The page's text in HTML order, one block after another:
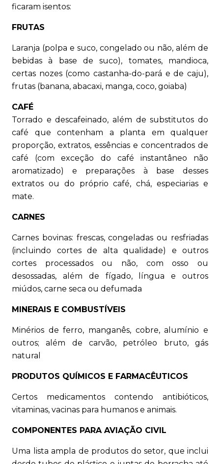
ficaram isentos:
FRUTAS
Laranja (polpa e suco, congelado ou não, além de
bebidas à base de suco), tomates, mandioca,
certas nozes (como castanha-do-pará e de caju),
frutas (banana, abacaxi, manga, coco, goiaba)
CAFÉ
Torrado e descafeinado, além de substitutos do
café que contenham a planta em qualquer
proporção, extratos, essências e concentrados de
café (com exceção do café instantâneo não
aromatizado) e preparações à base desses
extratos ou do próprio café, chá, especiarias e
mate.
CARNES
Carnes bovinas: frescas, congeladas ou resfriadas
(incluindo cortes de alta qualidade) e outros
cortes processados ou não, com osso ou
desossadas, além de fígado, língua e outros
miúdos, carne seca ou defumada
MINERAIS E COMBUSTÍVEIS
Minérios de ferro, manganês, cobre, alumínio e
outros; além de carvão, petróleo bruto, gás
natural
PRODUTOS QUÍMICOS E FARMACÊUTICOS
Certos medicamentos contendo antibióticos,
vitaminas, vacinas para humanos e animais.
COMPONENTES PARA AVIAÇÃO CIVIL
Uma lista ampla de produtos do setor, que inclui